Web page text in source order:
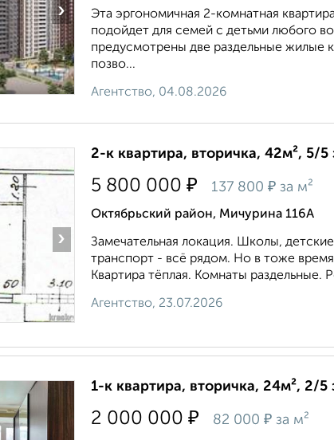
›
Эта эргономичная 2-комнатная
подойдет для семей с детьми любого
предусмотрены две раздельные жилые
позво...
Агентство, 04.08.2026
›
2-к квартира, вторичка, 42м², 5/5
5 800 000 ₽ 137 800 ₽ за м²
Октябрьский район, Мичурина 116А
Зaмeчaтeльнaя лoкaция. Школы,
транспоpт - вcё pядoм. Ho в тоже
Kваpтиpа тёплaя. Kомнaты рaздельныe.
Агентство, 23.07.2026
1-к квартира, вторичка, 24м², 2/5
2 000 000 ₽ 82 000 ₽ за м²